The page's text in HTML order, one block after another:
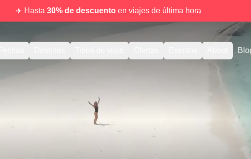
✈️ Hasta 30% de descuentoen viajes de última hora